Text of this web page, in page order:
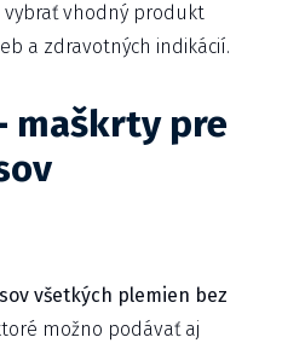
vybrať vhodný produkt
a zdravotných indikácií.
maškrty pre
všetkých plemien bez
možno podávať aj